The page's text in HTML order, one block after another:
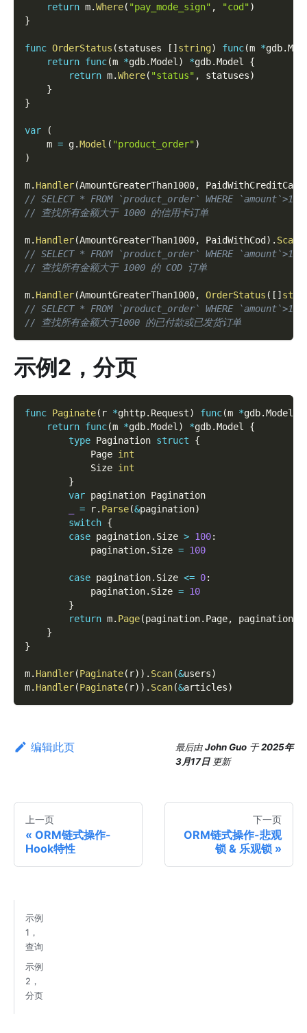
return m.Where( "pay_mode_sign" , "cod")
}
func OrderStatus (statuses [ ] string) func(m *gdb.
return func(m *gdb.Model ) *gdb.Model {
return m.Where( "status" , statuses)
}
}
var
(
    m
= g.Model ( "product_order")
)
m. Handler(AmountGreaterThan1000, PaidWithCreditCard
// SELECT * FROM `product_order` WHERE
// 查找所有金额大于 1000 的信用卡订单
m. Handler(AmountGreaterThan1000, PaidWithCod ) . Scan
// SELECT * FROM `product_order` WHERE
// 查找所有金额大于 1000 的 COD 订单
m. Handler(AmountGreaterThan1000, OrderStatus ( [ ]
// SELECT * FROM `product_order` WHERE
// 查找所有金额大于1000 的已付款或已发货订单
示例2，分页
func Paginate( r *ghttp. Request) func(m *gdb.Model
return func(m *gdb.Model ) *gdb.Model {
type Pagination struct
{
            Page
int
            Size
int
}
var pagination Pagination
= r. Parse(&pagination)
switch {
case pagination. Size > 100:
            pagination
. Size = 100
case pagination. Size <= 0:
            pagination
. Size = 10
}
return m. Page(pagination. Page, pagination
}
}
m. Handler(Paginate( r) ) . Scan(&users)
m. Handler(Paginate( r) ) . Scan(&articles)
编辑此页 最后由John Guo 于2025年
3月17日 更新
上一页
ORM链式操作-
Hook特性
下一页
ORM链式操作-悲观
锁 & 乐观锁
示例
1，
查询
示例
2，
分页